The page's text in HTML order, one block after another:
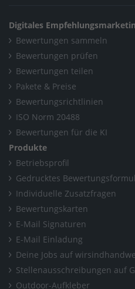
Digitales
Bewertungen sammeln
Bewertungen prüfen
Bewertungen teilen
Pakete & Preise
Bewertungsrichtlinien
ISO Norm 20488
Bewertungen für die KI
Produkte
Betriebsprofil
Gedrucktes
Individuelle Zusatzfragen
Bewertungskarten
E-Mail Signaturen
E-Mail Einladung
Deine Jobs auf
Stellenausschreibungen auf
Outdoor-Aufkleber